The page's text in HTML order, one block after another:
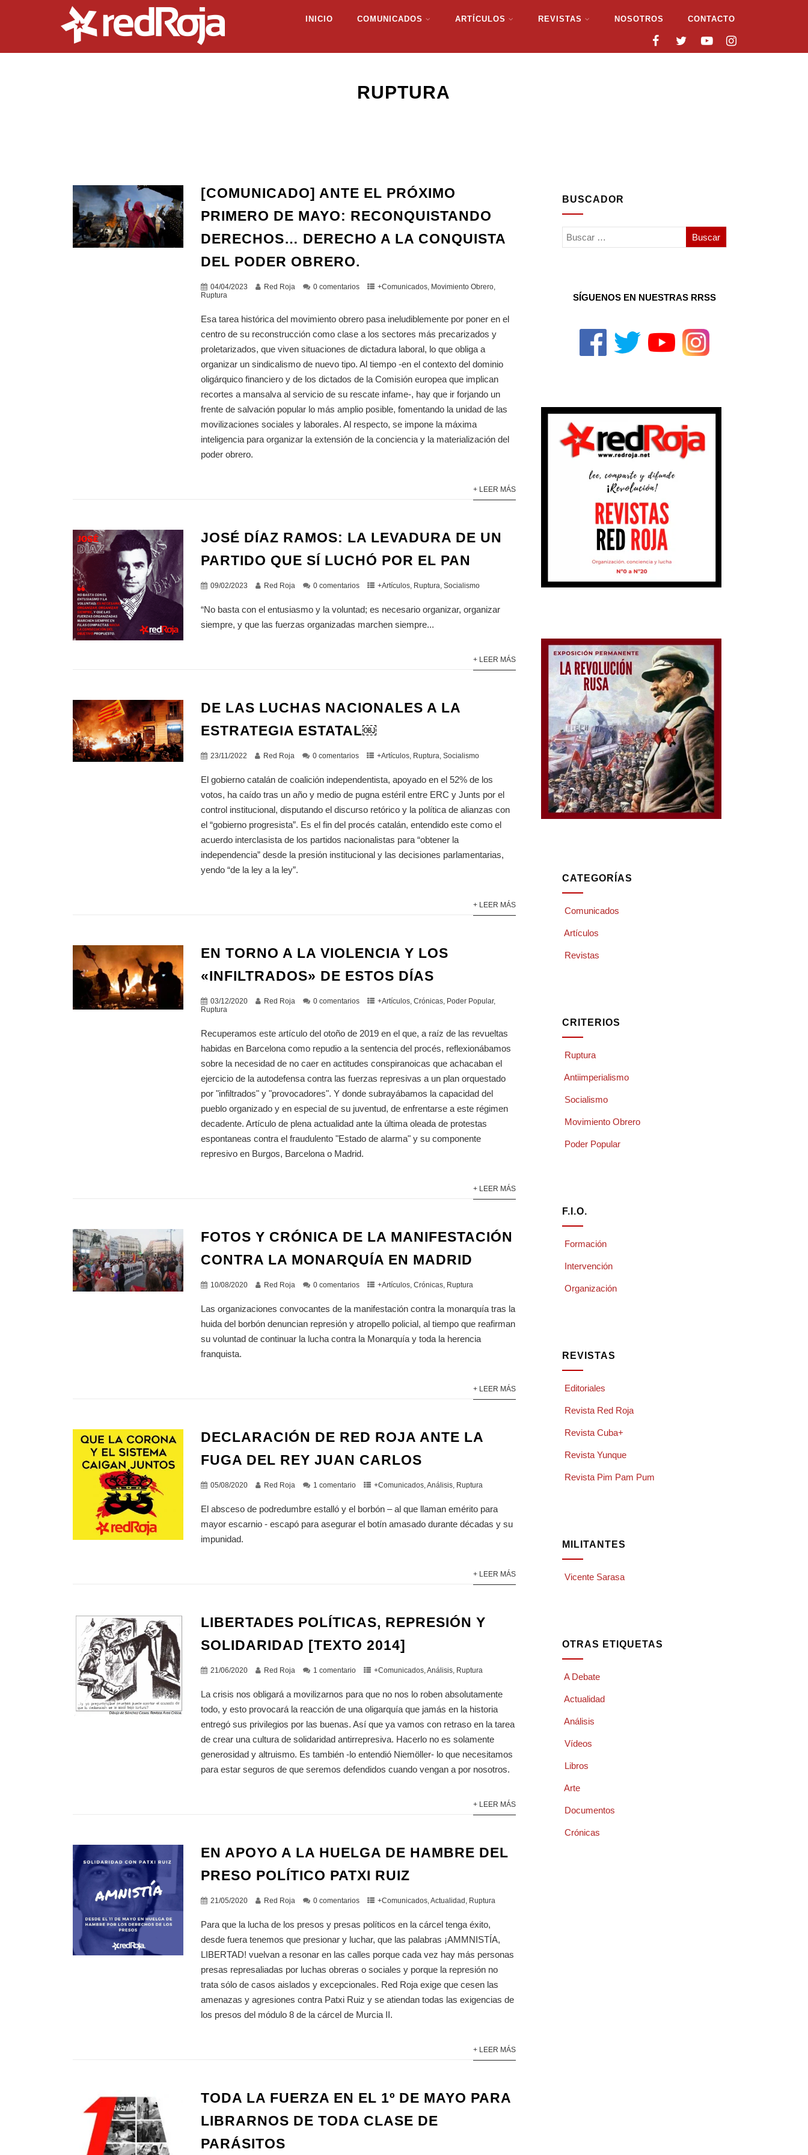
INICIO COMUNICADOS ARTÍCULOS REVISTAS NOSOTROS CONTACTO
RUPTURA
[COMUNICADO] ANTE EL PRÓXIMO
PRIMERO DE MAYO: RECONQUISTANDO
DERECHOS… DERECHO A LA CONQUISTA
DEL PODER OBRERO.
04/04/2023 Red Roja 0 comentarios +Comunicados, Movimiento Obrero,
Ruptura
Esa tarea histórica del movimiento obrero pasa ineludiblemente por poner en el
centro de su reconstrucción como clase a los sectores más precarizados y
proletarizados, que viven situaciones de dictadura laboral, lo que obliga a
organizar un sindicalismo de nuevo tipo. Al tiempo -en el contexto del dominio
oligárquico financiero y de los dictados de la Comisión europea que implican
recortes a mansalva al servicio de su rescate infame-, hay que ir forjando un
frente de salvación popular lo más amplio posible, fomentando la unidad de las
movilizaciones sociales y laborales. Al respecto, se impone la máxima
inteligencia para organizar la extensión de la conciencia y la materialización del
poder obrero.
+ LEER MÁS
JOSÉ DÍAZ RAMOS: LA LEVADURA DE UN
PARTIDO QUE SÍ LUCHÓ POR EL PAN
09/02/2023 Red Roja 0 comentarios +Artículos, Ruptura,Socialismo
“No basta con el entusiasmo y la voluntad; es necesario organizar, organizar
siempre, y que las fuerzas organizadas marchen siempre...
+ LEER MÁS
DE LAS LUCHAS NACIONALES A LA
ESTRATEGIA ESTATAL￼
23/11/2022 Red Roja 0 comentarios +Artículos, Ruptura,Socialismo
El gobierno catalán de coalición independentista, apoyado en el 52% de los
votos, ha caído tras un año y medio de pugna estéril entre ERC y Junts por el
control institucional, disputando el discurso retórico y la política de alianzas con
el “gobierno progresista”. Es el fin del procés catalán, entendido este como el
acuerdo interclasista de los partidos nacionalistas para “obtener la
independencia” desde la presión institucional y las decisiones parlamentarias,
yendo “de la ley a la ley”.
+ LEER MÁS
EN TORNO A LA VIOLENCIA Y LOS
«INFILTRADOS» DE ESTOS DÍAS
03/12/2020 Red Roja 0 comentarios +Artículos,Crónicas, Poder Popular,
Ruptura
Recuperamos este artículo del otoño de 2019 en el que, a raíz de las revueltas
habidas en Barcelona como repudio a la sentencia del procés, reflexionábamos
sobre la necesidad de no caer en actitudes conspiranoicas que achacaban el
ejercicio de la autodefensa contra las fuerzas represivas a un plan orquestado
por "infiltrados" y "provocadores". Y donde subrayábamos la capacidad del
pueblo organizado y en especial de su juventud, de enfrentarse a este régimen
decadente. Artículo de plena actualidad ante la última oleada de protestas
espontaneas contra el fraudulento "Estado de alarma" y su componente
represivo en Burgos, Barcelona o Madrid.
+ LEER MÁS
FOTOS Y CRÓNICA DE LA MANIFESTACIÓN
CONTRA LA MONARQUÍA EN MADRID
10/08/2020 Red Roja 0 comentarios +Artículos,Crónicas, Ruptura
Las organizaciones convocantes de la manifestación contra la monarquía tras la
huida del borbón denuncian represión y atropello policial, al tiempo que reafirman
su voluntad de continuar la lucha contra la Monarquía y toda la herencia
franquista.
+ LEER MÁS
DECLARACIÓN DE RED ROJA ANTE LA
FUGA DEL REY JUAN CARLOS
05/08/2020 Red Roja 1 comentario +Comunicados,Análisis, Ruptura
El absceso de podredumbre estalló y el borbón – al que llaman emérito para
mayor escarnio - escapó para asegurar el botín amasado durante décadas y su
impunidad.
+ LEER MÁS
LIBERTADES POLÍTICAS, REPRESIÓN Y
SOLIDARIDAD [TEXTO 2014]
21/06/2020 Red Roja 1 comentario +Comunicados,Análisis, Ruptura
La crisis nos obligará a movilizarnos para que no nos lo roben absolutamente
todo, y esto provocará la reacción de una oligarquía que jamás en la historia
entregó sus privilegios por las buenas. Así que ya vamos con retraso en la tarea
de crear una cultura de solidaridad antirrepresiva. Hacerlo no es solamente
generosidad y altruismo. Es también -lo entendió Niemöller- lo que necesitamos
para estar seguros de que seremos defendidos cuando vengan a por nosotros.
+ LEER MÁS
EN APOYO A LA HUELGA DE HAMBRE DEL
PRESO POLÍTICO PATXI RUIZ
21/05/2020 Red Roja 0 comentarios +Comunicados,Actualidad , Ruptura
Para que la lucha de los presos y presas políticos en la cárcel tenga éxito,
desde fuera tenemos que presionar y luchar, que las palabras ¡AMMNISTÍA,
LIBERTAD! vuelvan a resonar en las calles porque cada vez hay más personas
presas represaliadas por luchas obreras o sociales y porque la represión no
trata sólo de casos aislados y excepcionales. Red Roja exige que cesen las
amenazas y agresiones contra Patxi Ruiz y se atiendan todas las exigencias de
los presos del módulo 8 de la cárcel de Murcia II.
+ LEER MÁS
TODA LA FUERZA EN EL 1º DE MAYO PARA
LIBRARNOS DE TODA CLASE DE
PARÁSITOS
BUSCADOR
SÍGUENOS EN NUESTRAS RRSS
CATEGORÍAS
Comunicados
Artículos
Revistas
CRITERIOS
Ruptura
Antiimperialismo
Socialismo
Movimiento Obrero
Poder Popular
F.I.O.
Formación
Intervención
Organización
REVISTAS
Editoriales
Revista Red Roja
Revista Cuba+
Revista Yunque
Revista Pim Pam Pum
MILITANTES
Vicente Sarasa
OTRAS ETIQUETAS
A Debate
Actualidad
Análisis
Vídeos
Libros
Arte
Documentos
Crónicas